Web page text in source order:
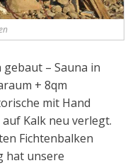
– Sauna in
+ 8qm
mit Hand
Kalk neu verlegt.
Fichtenbalken
hat unsere